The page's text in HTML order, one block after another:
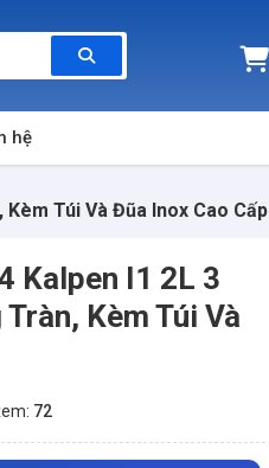
hệ
Kèm Túi Và Đũa Inox Cao Cấp
Kalpen I1 2L 3
Kèm Túi Và
72